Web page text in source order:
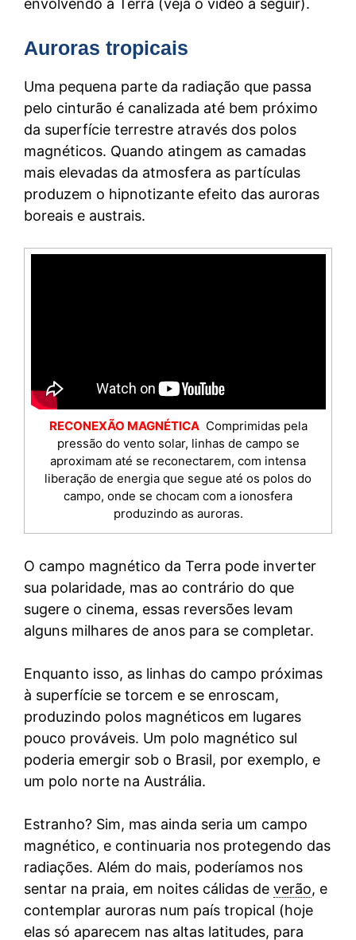
envolvendo a Terra (veja o vídeo a seguir).
Auroras tropicais
Uma pequena parte da radiação que passa
pelo cinturão é canalizada até bem próximo
da superfície terrestre através dos polos
magnéticos. Quando atingem as camadas
mais elevadas da atmosfera as partículas
produzem o hipnotizante efeito das auroras
boreais e austrais.
RECONEXÃO MAGNÉTICAComprimidas pela
pressão do vento solar, linhas de campo se
aproximam até se reconectarem, com intensa
liberação de energia que segue até os polos do
campo, onde se chocam com a ionosfera
produzindo as auroras.
O campo magnético da Terra pode inverter
sua polaridade, mas ao contrário do que
sugere o cinema, essas reversões levam
alguns milhares de anos para se completar.
Enquanto isso, as linhas do campo próximas
à superfície se torcem e se enroscam,
produzindo polos magnéticos em lugares
pouco prováveis. Um polo magnético sul
poderia emergir sob o Brasil, por exemplo, e
um polo norte na Austrália.
Estranho? Sim, mas ainda seria um campo
magnético, e continuaria nos protegendo das
radiações. Além do mais, poderíamos nos
sentar na praia, em noites cálidas de verão, e
contemplar auroras num país tropical (hoje
elas só aparecem nas altas latitudes, para